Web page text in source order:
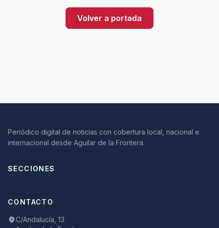
Volver a portada
Periódico digital de noticias con cobertura local, nacional e
internacional desde Aguilar de la Frontera.
SECCIONES
CONTACTO
C/Andalucía, 13